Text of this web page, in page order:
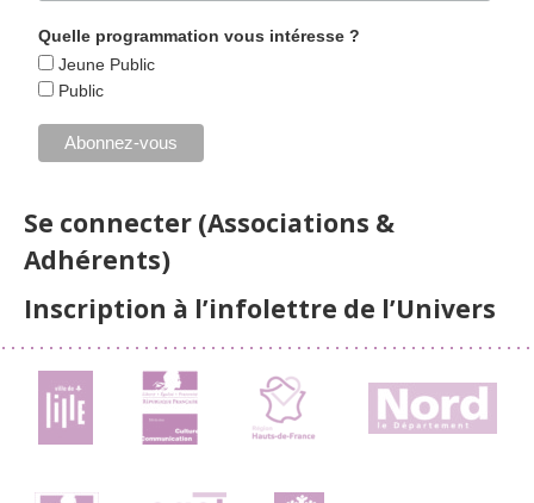
Quelle programmation vous intéresse ?
Jeune Public
Public
Se connecter (Associations &
Adhérents)
Inscription à l’infolettre de l’Univers